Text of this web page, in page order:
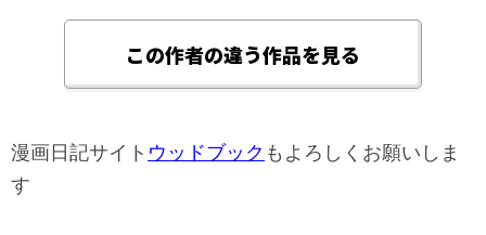
この作者の違う作品を見る
漫画日記サイト ウッドブック もよろしくお願いしま
す